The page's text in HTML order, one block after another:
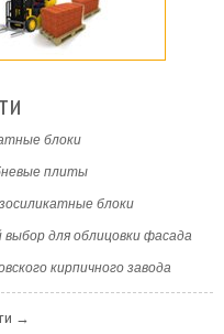
блоки
плиты
блоки
для облицовки фасада
кирпичного завода
→